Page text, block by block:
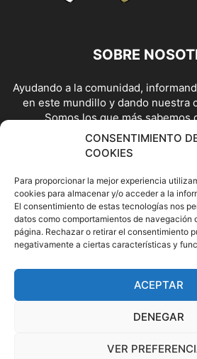
CONSENTIMIENTO
COOKIES
Para proporcionar la mejor experiencia
cookies para almacenar y/o acceder a la
El consentimiento de estas tecnologías nos
datos como comportamientos de navegación
página. Rechazar o retirar el consentimiento
negativamente a ciertas características y
ACEPTAR
DENEGAR
VER
SOBRE
Ayudando a la comunidad,
en este mundillo y dando nuestra
Somos los que más sabemos
Contáctanos:
SÍGUENOS
©
404 Not